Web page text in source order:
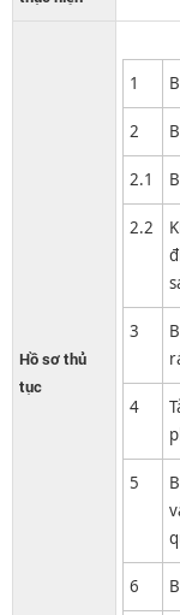
Hồ sơ thủ
tục
1​
2
2.1
2.2
3
4
5
6